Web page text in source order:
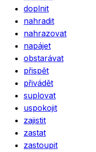
doplnit
nahradit
nahrazovat
napájet
obstarávat
přispět
přivádět
suplovat
uspokojit
zajistit
zastat
zastoupit